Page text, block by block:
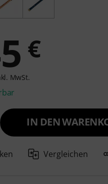
€
MwSt.
IN DEN
Vergleichen